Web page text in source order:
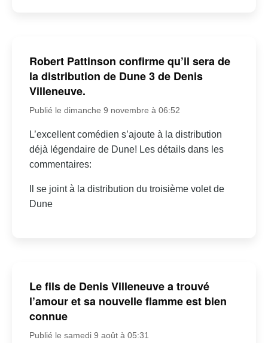
Robert Pattinson confirme qu’il sera de
la distribution de Dune 3 de Denis
Villeneuve.
Publié le dimanche 9 novembre à 06:52
L’excellent comédien s’ajoute à la distribution
déjà légendaire de Dune! Les détails dans les
commentaires:
Il se joint à la distribution du troisième volet de
Dune
Le fils de Denis Villeneuve a trouvé
l’amour et sa nouvelle flamme est bien
connue
Publié le samedi 9 août à 05:31